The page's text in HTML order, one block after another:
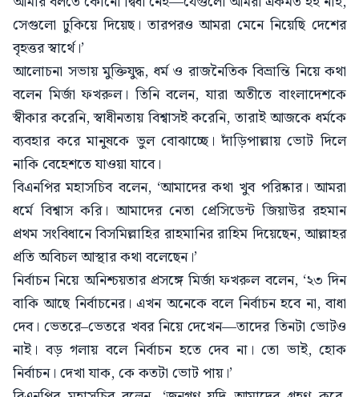
সেগুলো ঢুকিয়ে দিয়েছ। তারপরও আমরা মেনে নিয়েছি দেশের
বৃহত্তর স্বার্থে।’
আলোচনা সভায় মুক্তিযুদ্ধ, ধর্ম ও রাজনৈতিক বিভ্রান্তি নিয়ে কথা
বলেন মির্জা ফখরুল। তিনি বলেন, যারা অতীতে বাংলাদেশকে
স্বীকার করেনি, স্বাধীনতায় বিশ্বাসই করেনি, তারাই আজকে ধর্মকে
ব্যবহার করে মানুষকে ভুল বোঝাচ্ছে। দাঁড়িপাল্লায় ভোট দিলে
নাকি বেহেশতে যাওয়া যাবে।
বিএনপির মহাসচিব বলেন, ‘আমাদের কথা খুব পরিষ্কার। আমরা
ধর্মে বিশ্বাস করি। আমাদের নেতা প্রেসিডেন্ট জিয়াউর রহমান
প্রথম সংবিধানে বিসমিল্লাহির রাহমানির রাহিম দিয়েছেন, আল্লাহর
প্রতি অবিচল আস্থার কথা বলেছেন।’
নির্বাচন নিয়ে অনিশ্চয়তার প্রসঙ্গে মির্জা ফখরুল বলেন, ‘২৩ দিন
বাকি আছে নির্বাচনের। এখন অনেকে বলে নির্বাচন হবে না, বাধা
দেব। ভেতরে–ভেতরে খবর নিয়ে দেখেন—তাদের তিনটা ভোটও
নাই। বড় গলায় বলে নির্বাচন হতে দেব না। তো ভাই, হোক
নির্বাচন। দেখা যাক, কে কতটা ভোট পায়।’